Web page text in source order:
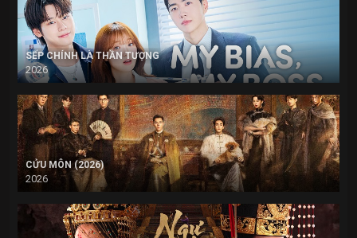
SẾP CHÍNH LÀ THẦN TƯỢNG
2026
CỬU MÔN (2026)
2026